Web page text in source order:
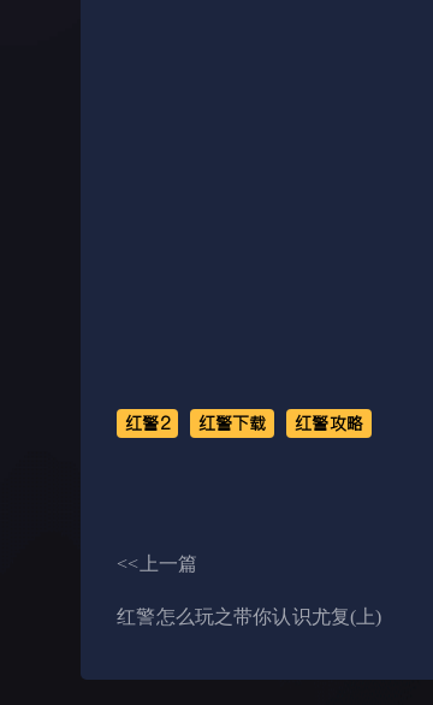
红警2 红警下载 红警攻略
<<上一篇
红警怎么玩之带你认识尤复(上)